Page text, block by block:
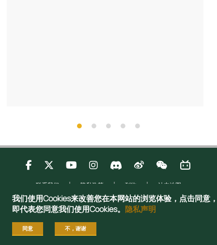
联系我们 隐私政策 刊物
站内地图
Copyright © 2025 Admissions Office, The Registry, The University of Hong
Kong. All rights reserved.
我们使用Cookies来改善您在本网站的浏览体验，点击同意
即代表您同意我们使用Cookies。 隐私声明
同意 不，谢谢